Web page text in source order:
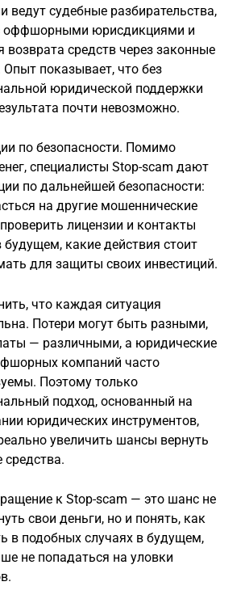
ведут судебные разбирательства,
оффшорными юрисдикциями и
возврата средств через законные
показывает, что без
юридической поддержки
почти невозможно.
по безопасности. Помимо
специалисты Stop-scam дают
по дальнейшей безопасности:
на другие мошеннические
лицензии и контакты
какие действия стоит
для защиты своих инвестиций.
что каждая ситуация
Потери могут быть разными,
— различными, а юридические
компаний часто
Поэтому только
подход, основанный на
юридических инструментов,
увеличить шансы вернуть
средства.
к Stop-scam — это шанс не
свои деньги, но и понять, как
в подобных случаях в будущем,
не попадаться на уловки